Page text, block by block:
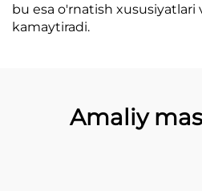
bu esa o'rnatish xususiyatlari
kamaytiradi.
Amaliy